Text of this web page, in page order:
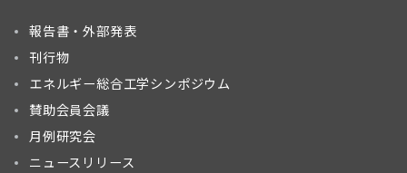
報告書・外部発表
刊行物
エネルギー総合工学シンポジウム
賛助会員会議
月例研究会
ニュースリリース